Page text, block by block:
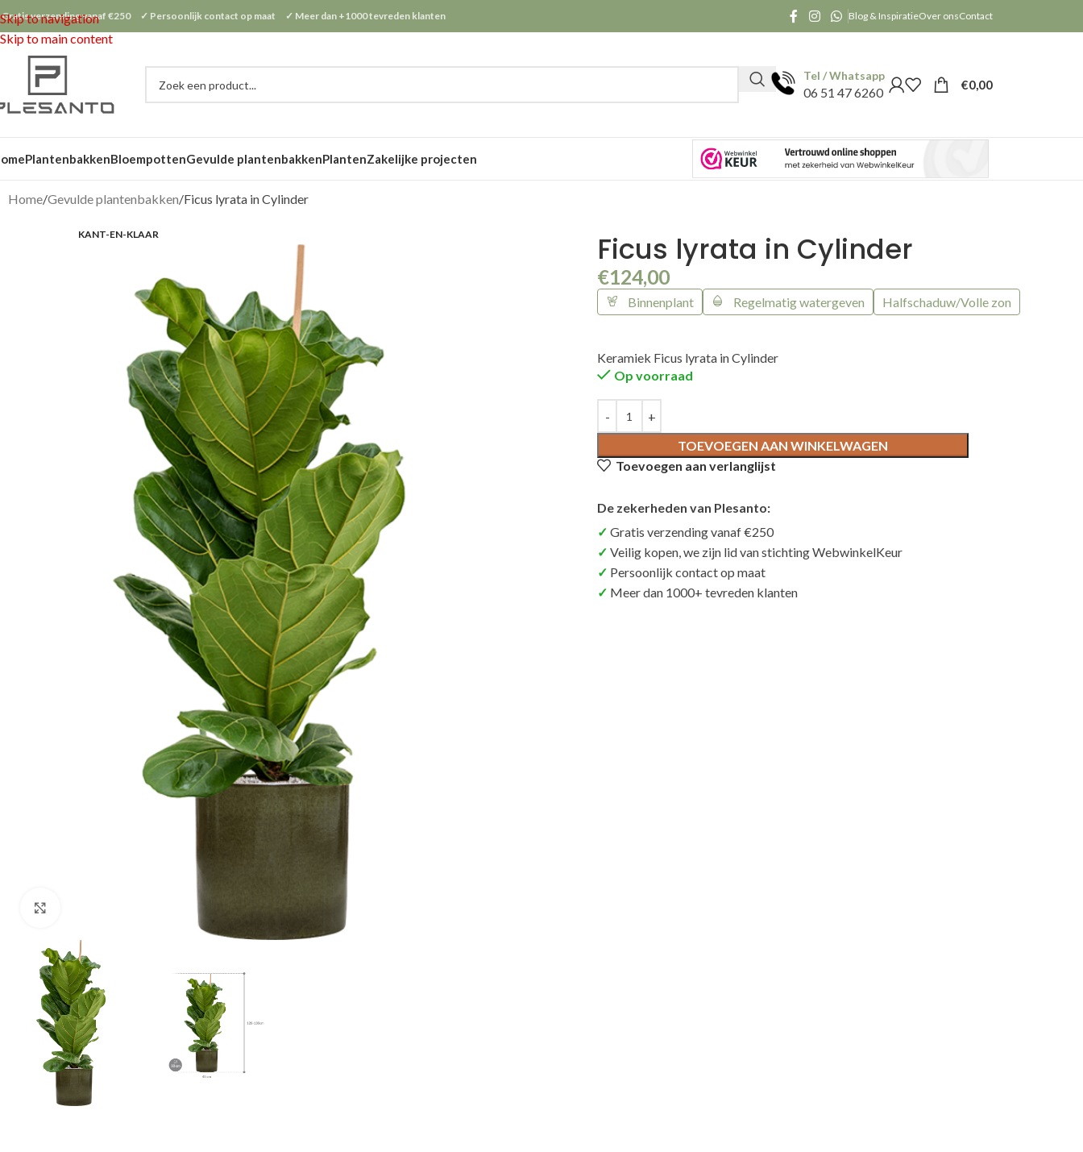
Skip to navigation
Skip to main content
verzending vanaf €250 ✓ Persoonlijk contact op maat ✓ Meer dan +1000 tevreden klanten Blog & InspiratieOver onsContact
Tel / Whatsapp
06 51 47 6260
€0,00
PlantenbakkenBloempottenGevulde plantenbakkenPlantenZakelijke projecten
Home Gevulde plantenbakken Ficus lyrata in Cylinder
KANT-EN-KLAAR Ficus lyrata in Cylinder
€124,00
Binnenplant Regelmatig watergeven Halfschaduw/Volle zon
Keramiek Ficus lyrata in Cylinder
Op voorraad
TOEVOEGEN AAN WINKELWAGEN
Toevoegen aan verlanglijst
De zekerheden van Plesanto:
Gratis verzending vanaf €250
Veilig kopen, we zijn lid van stichting WebwinkelKeur
Persoonlijk contact op maat
Meer dan 1000+ tevreden klanten